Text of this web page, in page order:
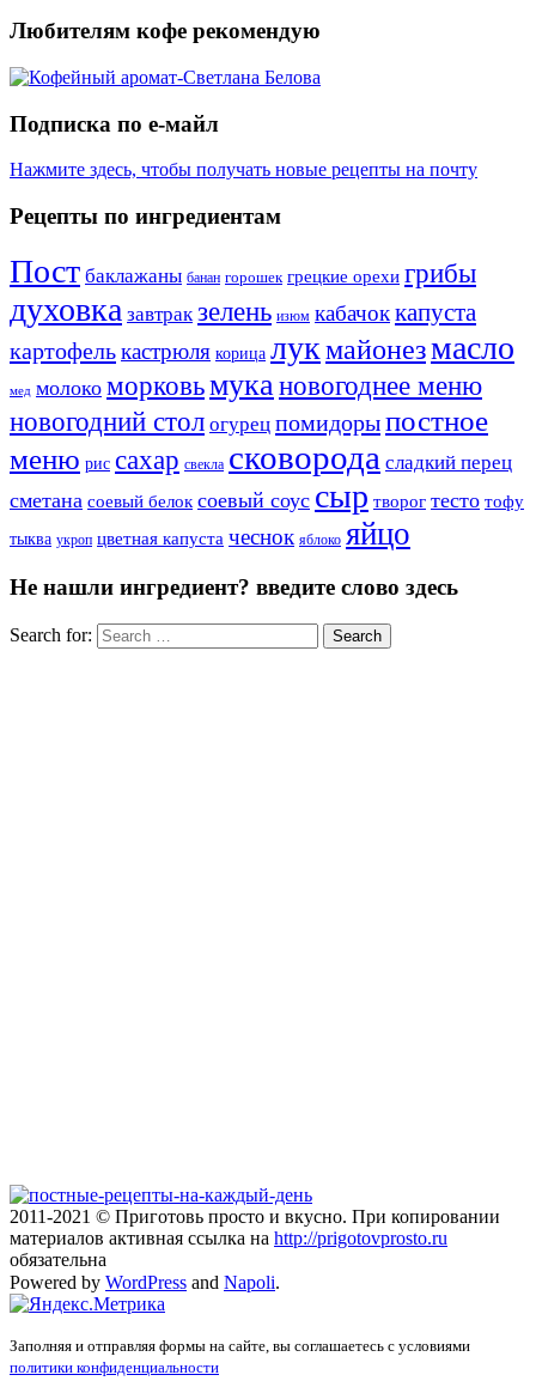
Любителям кофе рекомендую
Подписка по е-майл
Нажмите здесь, чтобы получать новые рецепты на почту
Рецепты по ингредиентам
Пост баклажаны банан горошек грецкие орехи грибы
духовка завтрак зелень изюм кабачоккапуста
картофелькастрюля корица лукмайонезмасло
мед молоко морковьмука новогоднее меню
новогодний стол огурец помидорыпостное
меню рис сахар свекла сковорода сладкий перец
сметана соевый белок соевый соус сыр творог тесто тофу
тыква укроп цветная капуста чеснок яблоко яйцо
Не нашли ингредиент? введите слово здесь
Search for: Search
2011-2021 © Приготовь просто и вкусно. При копировании
материалов активная ссылка на http://prigotovprosto.ru
обязательна
Powered by WordPress and Napoli.
Заполняя и отправляя формы на сайте, вы соглашаетесь с условиями
политики конфиденциальности